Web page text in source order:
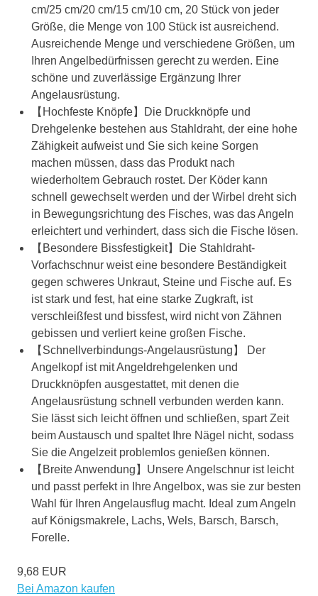
cm/25 cm/20 cm/15 cm/10 cm, 20 Stück von jeder
Größe, die Menge von 100 Stück ist ausreichend.
Ausreichende Menge und verschiedene Größen, um
Ihren Angelbedürfnissen gerecht zu werden. Eine
schöne und zuverlässige Ergänzung Ihrer
Angelausrüstung.
【Hochfeste Knöpfe】Die Druckknöpfe und
Drehgelenke bestehen aus Stahldraht, der eine hohe
Zähigkeit aufweist und Sie sich keine Sorgen
machen müssen, dass das Produkt nach
wiederholtem Gebrauch rostet. Der Köder kann
schnell gewechselt werden und der Wirbel dreht sich
in Bewegungsrichtung des Fisches, was das Angeln
erleichtert und verhindert, dass sich die Fische lösen.
【Besondere Bissfestigkeit】Die Stahldraht-
Vorfachschnur weist eine besondere Beständigkeit
gegen schweres Unkraut, Steine ​​und Fische auf. Es
ist stark und fest, hat eine starke Zugkraft, ist
verschleißfest und bissfest, wird nicht von Zähnen
gebissen und verliert keine großen Fische.
【Schnellverbindungs-Angelausrüstung】 Der
Angelkopf ist mit Angeldrehgelenken und
Druckknöpfen ausgestattet, mit denen die
Angelausrüstung schnell verbunden werden kann.
Sie lässt sich leicht öffnen und schließen, spart Zeit
beim Austausch und spaltet Ihre Nägel nicht, sodass
Sie die Angelzeit problemlos genießen können.
【Breite Anwendung】Unsere Angelschnur ist leicht
und passt perfekt in Ihre Angelbox, was sie zur besten
Wahl für Ihren Angelausflug macht. Ideal zum Angeln
auf Königsmakrele, Lachs, Wels, Barsch, Barsch,
Forelle.
9,68 EUR
Bei Amazon kaufen